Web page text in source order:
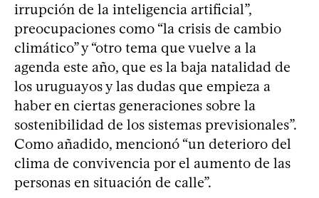
irrupción de la inteligencia artificial”,
preocupaciones como “la crisis de cambio
climático” y “otro tema que vuelve a la
agenda este año, que es la baja natalidad de
los uruguayos y las dudas que empieza a
haber en ciertas generaciones sobre la
sostenibilidad de los sistemas previsionales”.
Como añadido, mencionó “un deterioro del
clima de convivencia por el aumento de las
personas en situación de calle”.